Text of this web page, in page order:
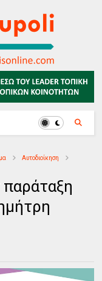
Αυτοδιοίκηση
παράταξη